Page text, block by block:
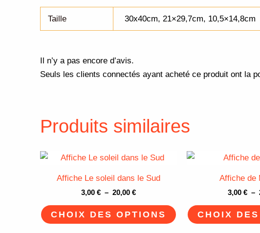
Taille 30x40cm, 21×29,7cm, 10,5×14,8cm
Il n’y a pas encore d’avis.
Seuls les clients connectés ayant acheté ce produit ont la
Produits similaires
Affiche Le soleil dans le Sud
3,00 € – 20,00 €
Plage
prix :
3,00 €
à
CHOIX DES OPTIONS
variations.
Affiche de
3,00 € –
CHOIX